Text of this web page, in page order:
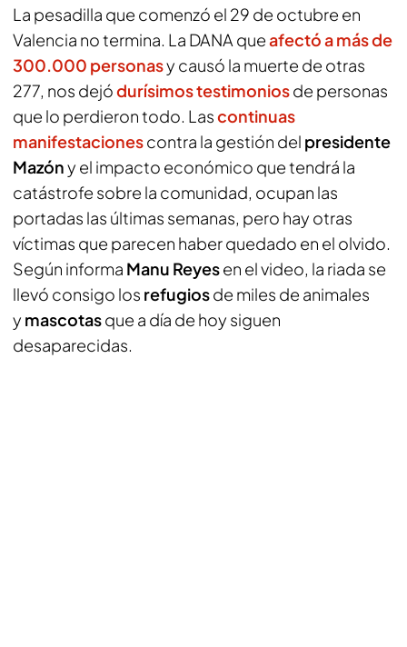
La pesadilla que comenzó el 29 de octubre en
Valencia no termina. La DANA queafectó a más de
300.000 personasy causó la muerte de otras
277, nos dejódurísimos testimoniosde personas
que lo perdieron todo. Lascontinuas
manifestacionescontra la gestión del presidente
Mazóny el impacto económico que tendrá la
catástrofe sobre la comunidad, ocupan las
portadas las últimas semanas, pero hay otras
víctimas que parecen haber quedado en el olvido.
Según informa Manu Reyesen el video, la riada se
llevó consigo los refugiosde miles de animales
y mascotasque a día de hoy siguen
desaparecidas.